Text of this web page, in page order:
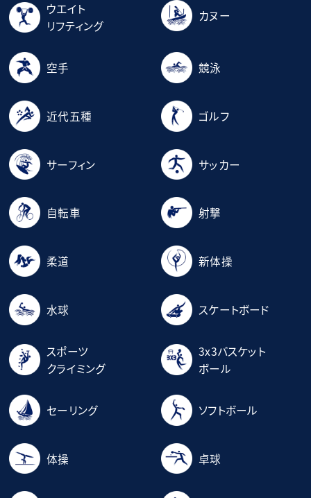
ウエイト
リフティング
カヌー
空手 競泳
近代五種 ゴルフ
サーフィン サッカー
自転車 射撃
柔道 新体操
水球 スケートボード
スポーツ
クライミング
3x3バスケット
ボール
セーリング ソフトボール
体操 卓球